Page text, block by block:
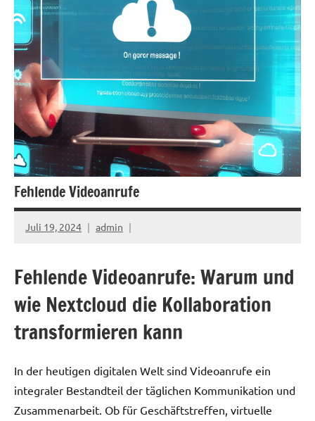
Fehlende Videoanrufe
Juli 19, 2024 admin
Fehlende Videoanrufe: Warum und
wie Nextcloud die Kollaboration
transformieren kann
In der heutigen digitalen Welt sind Videoanrufe ein
integraler Bestandteil der täglichen Kommunikation und
Zusammenarbeit. Ob für Geschäftstreffen, virtuelle